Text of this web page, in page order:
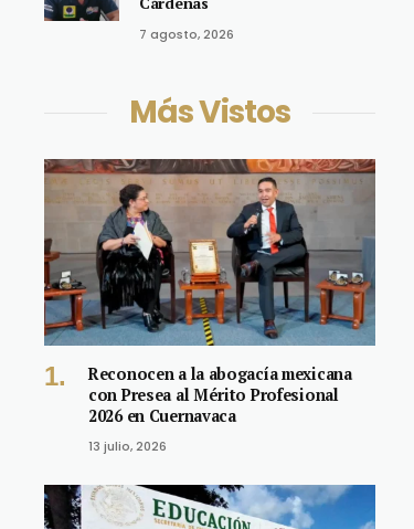
7 agosto, 2026
Más Vistos
Reconocen a la abogacía mexicana
con Presea al Mérito Profesional
2026 en Cuernavaca
13 julio, 2026